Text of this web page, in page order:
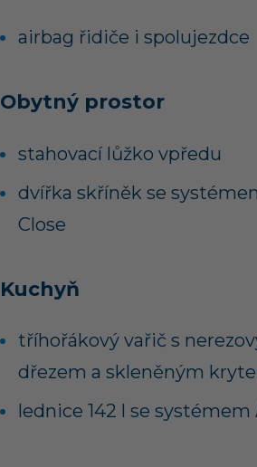
airbag řidiče i spolujezdce
Obytný prostor
stahovací lůžko vpředu
dvířka skříněk se
Close
Kuchyň
tříhořákový vařič s
dřezem a skleněným
lednice 142 l se systémem